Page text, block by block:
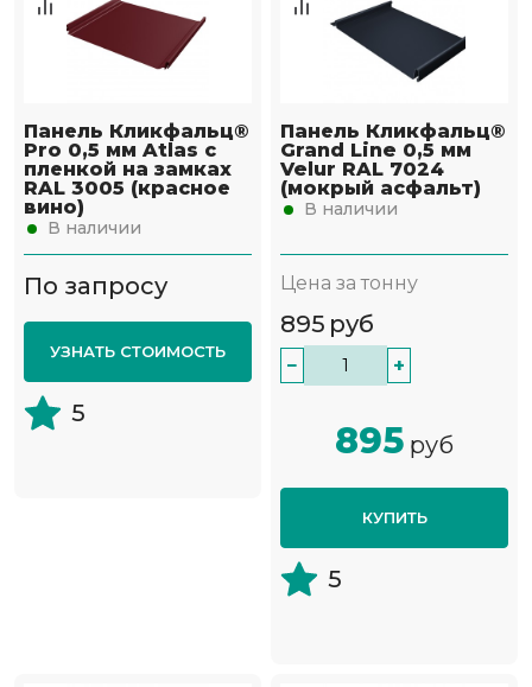
Панель Кликфальц®
Pro 0,5 мм Atlas с
пленкой на замках
RAL 3005 (красное
вино)
В наличии
По запросу
УЗНАТЬ СТОИМОСТЬ
5
Панель Кликфальц®
Grand Line 0,5 мм
Velur RAL 7024
(мокрый асфальт)
В наличии
Цена за тонну
895 руб
− +
895 руб
КУПИТЬ
5